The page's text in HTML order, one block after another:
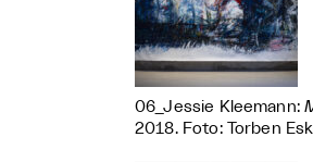
06_Jessie Kleemann:
2018. Foto: Torben